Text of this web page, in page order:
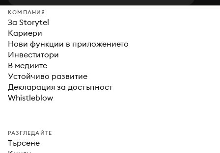
КОМПАНИЯ
За Storytel
Кариери
Нови функции в приложението
Инвеститори
В медиите
Устойчиво развитие
Декларация за достъпност
Whistleblow
РАЗГЛЕДАЙТЕ
Търсене